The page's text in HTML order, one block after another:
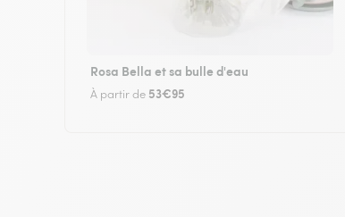
Rosa Bella et sa bulle d'eau
À partir de 53€95